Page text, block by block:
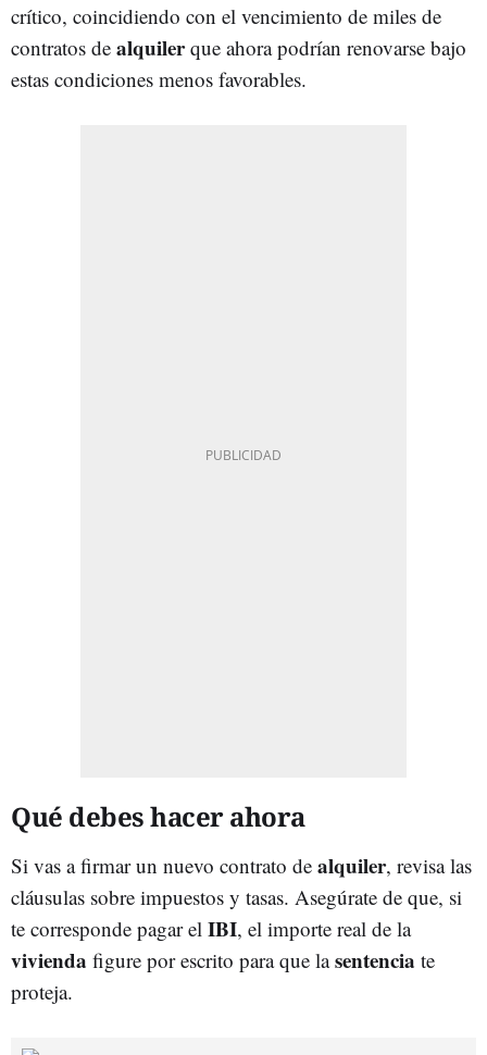
crítico, coincidiendo con el vencimiento de miles de
contratos de alquilerque ahora podrían renovarse bajo
estas condiciones menos favorables.
Qué debes hacer ahora
Si vas a firmar un nuevo contrato de alquiler, revisa las
cláusulas sobre impuestos y tasas. Asegúrate de que, si
te corresponde pagar el IBI, el importe real de la
vivienda figure por escrito para que lasentencia te
proteja.